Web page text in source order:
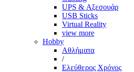
UPS & Αξεσουάρ
USB Sticks
Virtual Reality
view more
Hobby
Αθλήματα
/
Ελεύθερος Χρόνος